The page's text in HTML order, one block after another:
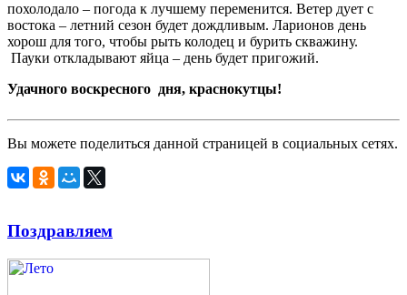
похолодало – погода к лучшему переменится. Ветер дует с
востока – летний сезон будет дождливым. Ларионов день
хорош для того, чтобы рыть колодец и бурить скважину.
Пауки откладывают яйца – день будет пригожий.
Удачного воскресного дня, краснокутцы!
Вы можете поделиться данной страницей в социальных сетях.
Поздравляем